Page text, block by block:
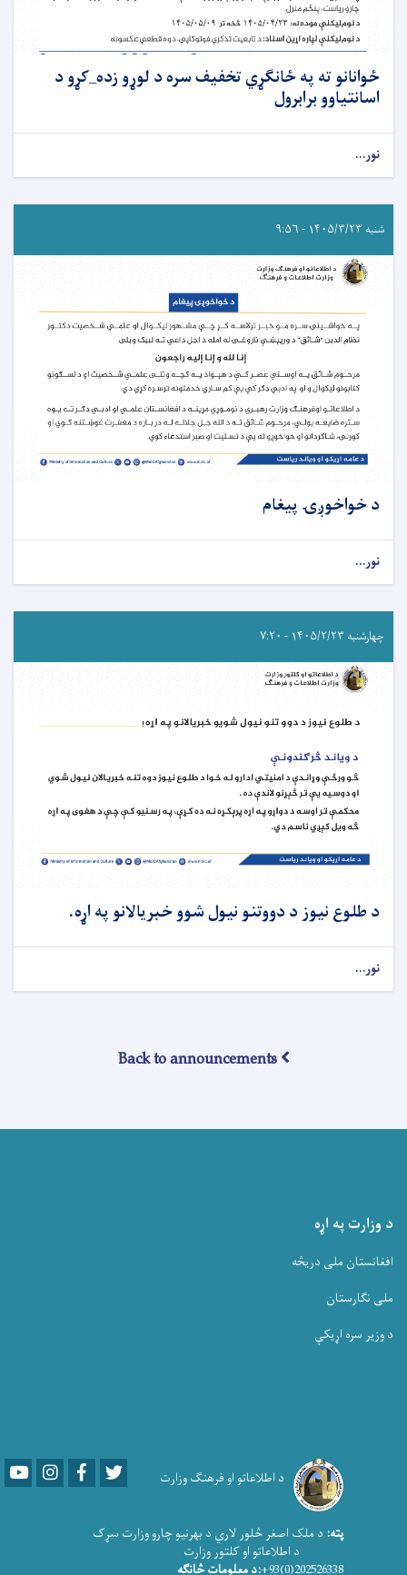
ځوانانو ته په ځانګړي تخفیف سره د لوړو زده_کړو د
اسانتیاوو برابرول
نور...
شنبه ۱۴۰۵/۳/۲۳ - ۹:۵۶
د خواخوږۍ پيغام
نور...
چهارشنبه ۱۴۰۵/۲/۲۳ - ۷:۲۰
د طلوع نیوز د دووتنو نیول شوو خبریالانو په اړه.
نور...
Back to announcements
د وزارت په اړه
افغانستان ملی دریڅه
ملی نگارستان
د وزیر سره اړیکې
د اطلاعاتو او فرهنګ وزارت YoutubeLinkedInFacebook
پته: د ملک اصغر څلور لاري د بهرنیو چارو وزارت سړک
د اطلاعاتو او کلتور وزارت
202526338(0)93+
:د معلومات څانګه